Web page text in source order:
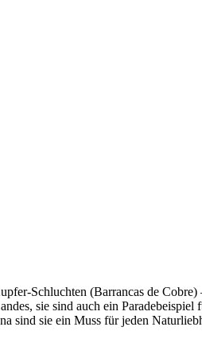
Schluchten (Barrancas de Cobre)
sie sind auch ein Paradebeispiel
sind sie ein Muss für jeden